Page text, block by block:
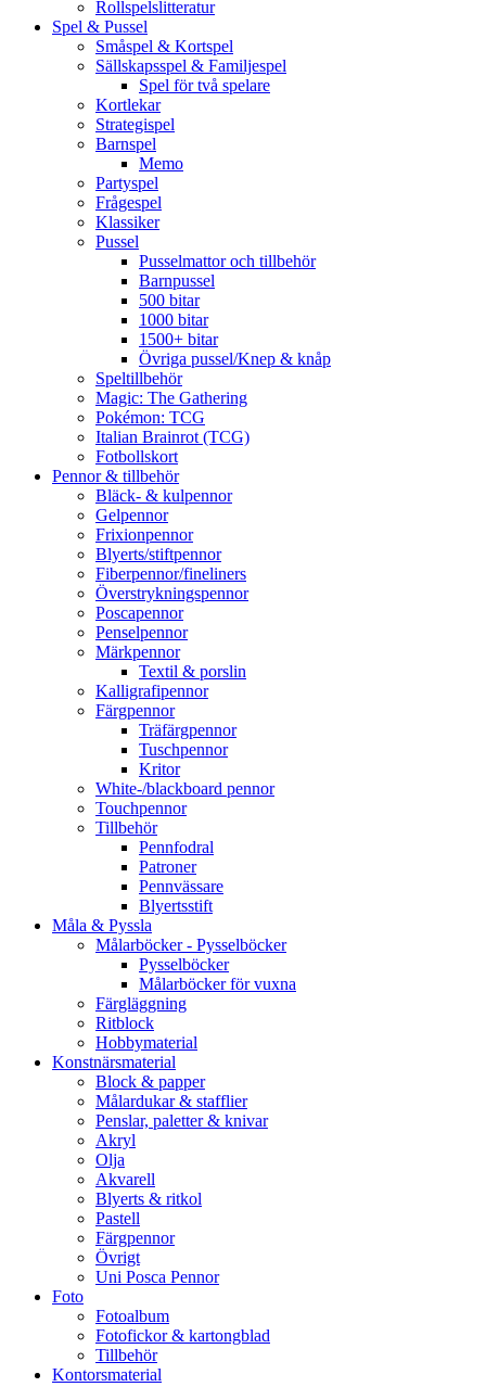
Rollspelslitteratur
Spel & Pussel
Småspel & Kortspel
Sällskapsspel & Familjespel
Spel för två spelare
Kortlekar
Strategispel
Barnspel
Memo
Partyspel
Frågespel
Klassiker
Pussel
Pusselmattor och tillbehör
Barnpussel
500 bitar
1000 bitar
1500+ bitar
Övriga pussel/Knep & knåp
Speltillbehör
Magic: The Gathering
Pokémon: TCG
Italian Brainrot (TCG)
Fotbollskort
Pennor & tillbehör
Bläck- & kulpennor
Gelpennor
Frixionpennor
Blyerts/stiftpennor
Fiberpennor/fineliners
Överstrykningspennor
Poscapennor
Penselpennor
Märkpennor
Textil & porslin
Kalligrafipennor
Färgpennor
Träfärgpennor
Tuschpennor
Kritor
White-/blackboard pennor
Touchpennor
Tillbehör
Pennfodral
Patroner
Pennvässare
Blyertsstift
Måla & Pyssla
Målarböcker - Pysselböcker
Pysselböcker
Målarböcker för vuxna
Färgläggning
Ritblock
Hobbymaterial
Konstnärsmaterial
Block & papper
Målardukar & stafflier
Penslar, paletter & knivar
Akryl
Olja
Akvarell
Blyerts & ritkol
Pastell
Färgpennor
Övrigt
Uni Posca Pennor
Foto
Fotoalbum
Fotofickor & kartongblad
Tillbehör
Kontorsmaterial